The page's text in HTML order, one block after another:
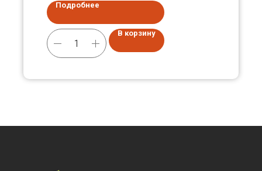
Подробнее
В корзину